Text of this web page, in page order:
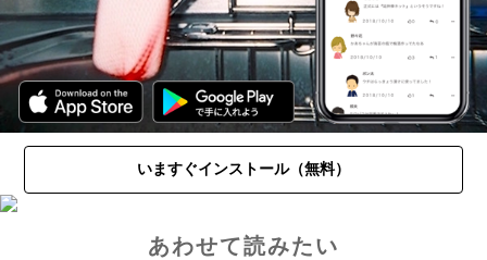
いますぐインストール（無料）
あわせて読みたい